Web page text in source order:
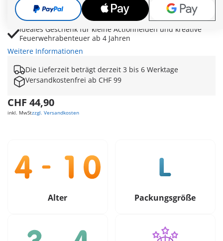
Feuerwehrmann, Flammen und Pflanzen bieten Zubehör
für fantasievolle Einsatzszenen
Ideales Geschenk für kleine Actionhelden und kreative
Feuerwehrabenteuer ab 4 Jahren
Weitere Informationen
Die Lieferzeit beträgt derzeit 3 bis 6 Werktage
Versandkostenfrei ab CHF 99
CHF 44,90
inkl. MwStzzgl. Versandkosten
Alter Packungsgröße